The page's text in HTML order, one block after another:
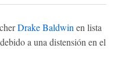
Drake Baldwin en lista
a una distensión en el